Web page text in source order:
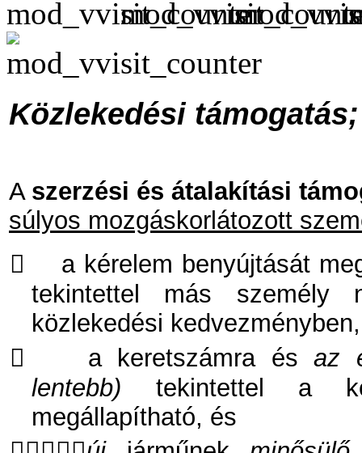
Közlekedési
A szerzési és átalakítási
súlyos mozgáskorlátozott

a kérelem benyújtását
tekintettel más személy
közlekedési

a keretszámra ésaz
lentebb) tekintettel a
megállapítható, és